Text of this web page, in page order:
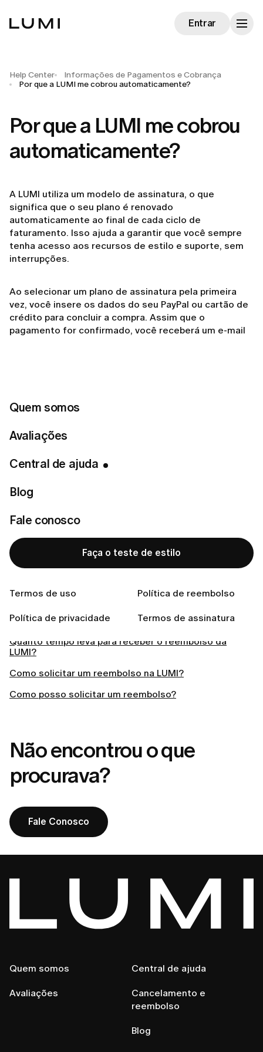
Quem somos
Avaliações
Central de ajuda
Blog
Fale conosco
Faça o teste de estilo
Termos de uso Política de reembolso
Política de privacidade Termos de assinatura
Entrar
Help Center
Informações de Pagamentos e Cobrança
Por que a LUMI me cobrou automaticamente?
Por que a LUMI me cobrou
automaticamente?
A LUMI utiliza um modelo de assinatura, o que
significa que o seu plano é renovado
automaticamente ao final de cada ciclo de
faturamento. Isso ajuda a garantir que você sempre
tenha acesso aos recursos de estilo e suporte, sem
interrupções.
Ao selecionar um plano de assinatura pela primeira
vez, você insere os dados do seu PayPal ou cartão de
crédito para concluir a compra. Assim que o
pagamento for confirmado, você receberá um e-mail
Você pode visualizar os detalhes da sua assinatura a
sua conta. Lá, é possível consultar o seu tipo de plano,
pagamento.
Se não desejar mais continuar, você pode cancelar a
Desativar renovação automática
permanecerá ativo até o final do período de
faturamento atual e não haverá novas cobranças.
Related articles
Quanto tempo leva para receber o reembolso da
LUMI?
Como solicitar um reembolso na LUMI?
Como posso solicitar um reembolso?
Não encontrou o que
procurava?
Fale Conosco
Quem somos
Avaliações
Central de ajuda
Cancelamento e
reembolso
Blog